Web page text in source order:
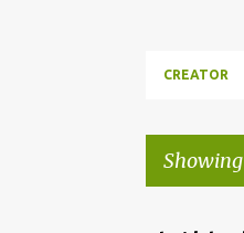
CREATOR